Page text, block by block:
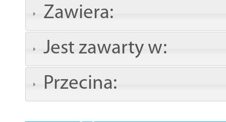
Zawiera:
Jest zawarty w:
Przecina: